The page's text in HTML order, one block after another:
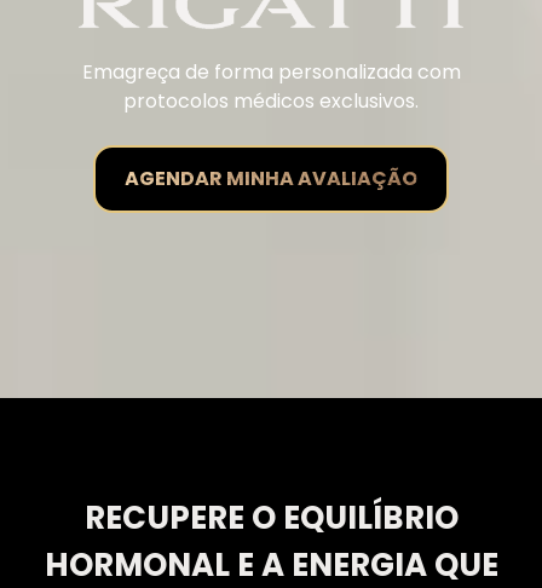
Emagreça de forma personalizada com
protocolos médicos exclusivos.
AGENDAR MINHA AVALIAÇÃO
RECUPERE O EQUILÍBRIO
HORMONAL E A ENERGIA QUE